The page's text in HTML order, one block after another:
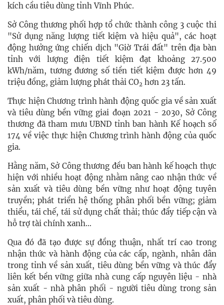
kích cầu tiêu dùng tỉnh Vĩnh Phúc.
Sở Công thương phối hợp tổ chức thành công 3 cuộc thi
"Sử dụng năng lượng tiết kiệm và hiệu quả", các hoạt
động hưởng ứng chiến dịch "Giờ Trái đất" trên địa bàn
tỉnh với lượng điện tiết kiệm đạt khoảng 27.500
kWh/năm, tương đương số tiền tiết kiệm được hơn 49
triệu đồng, giảm lượng phát thải CO2 hơn 23 tấn.
Thực hiện Chương trình hành động quốc gia về sản xuất
và tiêu dùng bền vững giai đoạn 2021 - 2030, Sở Công
thương đã tham mưu UBND tỉnh ban hành Kế hoạch số
174 về việc thực hiện Chương trình hành động của quốc
gia.
Hằng năm, Sở Công thương đều ban hành kế hoạch thực
hiện với nhiều hoạt động nhằm nâng cao nhận thức về
sản xuất và tiêu dùng bền vững như hoạt động tuyên
truyền; phát triển hệ thống phân phối bền vững; giảm
thiểu, tái chế, tái sử dụng chất thải; thúc đẩy tiếp cận và
hỗ trợ tài chính xanh…
Qua đó đã tạo được sự đồng thuận, nhất trí cao trong
nhận thức và hành động của các cấp, ngành, nhân dân
trong tỉnh về sản xuất, tiêu dùng bền vững và thúc đẩy
liên kết bền vững giữa nhà cung cấp nguyên liệu - nhà
sản xuất - nhà phân phối - người tiêu dùng trong sản
xuất, phân phối và tiêu dùng.